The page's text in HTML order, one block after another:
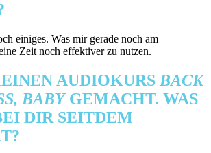
einiges. Was mir gerade noch am
Zeit noch effektiver zu nutzen.
AUDIOKURS BACK
BABYGEMACHT. WAS
DIR SEITDEM